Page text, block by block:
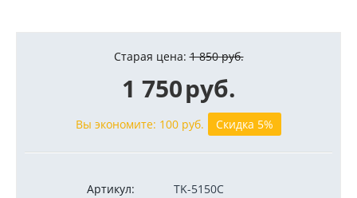
Старая цена: 1 850 руб.
1 750руб.
Вы экономите: 100 руб. Скидка 5%
Артикул:
TK-5150C